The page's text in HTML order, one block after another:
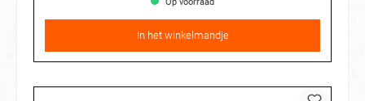
In het winkelmandje